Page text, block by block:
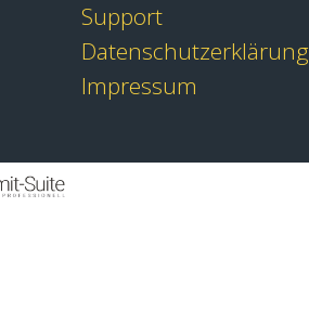
Support
Datenschutzerklärung
Impressum